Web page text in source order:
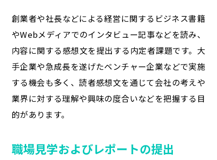
創業者や社長などによる経営に関するビジネス書籍
やWebメディアでのインタビュー記事などを読み、
内容に関する感想文を提出する内定者課題です。大
手企業や急成長を遂げたベンチャー企業などで実施
する機会も多く、読者感想文を通じて会社の考えや
業界に対する理解や興味の度合いなどを把握する目
的があります。
職場見学およびレポートの提出